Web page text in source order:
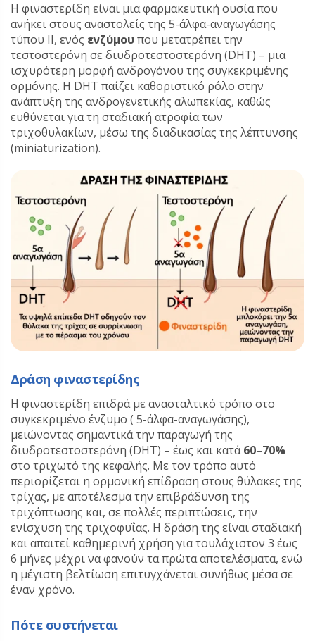
Η φιναστερίδη είναι μια φαρμακευτική ουσία που
ανήκει στους αναστολείς της 5-άλφα-αναγωγάσης
τύπου II, ενός ενζύμουπου μετατρέπει την
τεστοστερόνη σε διυδροτεστοστερόνη (DHT) – μια
ισχυρότερη μορφή ανδρογόνου της συγκεκριμένης
ορμόνης. Η DHT παίζει καθοριστικό ρόλο στην
ανάπτυξη της ανδρογενετικής αλωπεκίας, καθώς
ευθύνεται για τη σταδιακή ατροφία των
τριχοθυλακίων, μέσω της διαδικασίας της λέπτυνσης
(miniaturization).
Δράση φιναστερίδης
Η φιναστερίδη επιδρά με ανασταλτικό τρόπο στο
συγκεκριμένο ένζυμο ( 5-άλφα-αναγωγάσης),
μειώνοντας σημαντικά την παραγωγή της
διυδροτεστοστερόνη (DHT) – έως και κατά60–70%
στο τριχωτό της κεφαλής. Με τον τρόπο αυτό
περιορίζεται η ορμονική επίδραση στους θύλακες της
τρίχας, με αποτέλεσμα την επιβράδυνση της
τριχόπτωσης και, σε πολλές περιπτώσεις, την
ενίσχυση της τριχοφυΐας. Η δράση της είναι σταδιακή
και απαιτεί καθημερινή χρήση για τουλάχιστον 3 έως
6 μήνες μέχρι να φανούν τα πρώτα αποτελέσματα, ενώ
η μέγιστη βελτίωση επιτυγχάνεται συνήθως μέσα σε
έναν χρόνο.
Πότε συστήνεται